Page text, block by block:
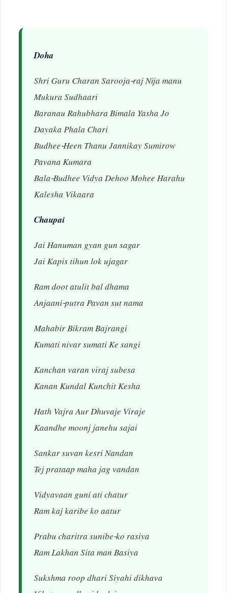
Doha
Shri Guru Charan Sarooja-raj Nija manu
Mukura Sudhaari
Baranau Rahubhara Bimala Yasha Jo
Dayaka Phala Chari
Budhee-Heen Thanu Jannikay Sumirow
Pavana Kumara
Bala-Budhee Vidya Dehoo Mohee Harahu
Kalesha Vikaara
Chaupai
Jai Hanuman gyan gun sagar
Jai Kapis tihun lok ujagar
Ram doot atulit bal dhama
Anjaani-putra Pavan sut nama
Mahabir Bikram Bajrangi
Kumati nivar sumati Ke sangi
Kanchan varan viraj subesa
Kanan Kundal Kunchit Kesha
Hath Vajra Aur Dhuvaje Viraje
Kaandhe moonj janehu sajai
Sankar suvan kesri Nandan
Tej prataap maha jag vandan
Vidyavaan guni ati chatur
Ram kaj karibe ko aatur
Prabu charitra sunibe-ko rasiya
Ram Lakhan Sita man Basiya
Sukshma roop dhari Siyahi dikhava